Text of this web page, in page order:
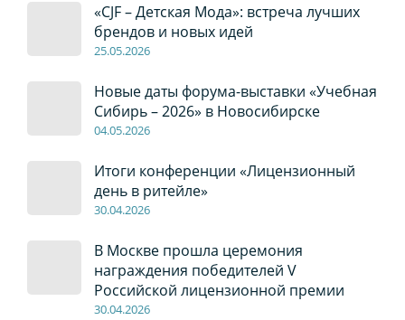
«CJF – Детская Мода»: встреча лучших
брендов и новых идей
25.05.2026
Новые даты форума-выставки «Учебная
Сибирь – 2026» в Новосибирске
04.05.2026
Итоги конференции «Лицензионный
день в ритейле»
30.04.2026
В Москве прошла церемония
награждения победителей V
Российской лицензионной премии
30.04.2026